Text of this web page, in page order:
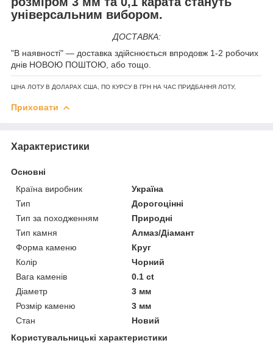
універсальним вибором.
ДОСТАВКА:
"В наявності" — доставка здійснюється впродовж 1-2 робочих
днів НОВОЮ ПОШТОЮ, або тощо.
ЦІНА ЛОТУ В ДОЛАРАХ США, ПО КУРСУ В ГРН НА ЧАС ПРИДБАННЯ ЛОТУ,
Приховати
Характеристики
Основні
Країна виробник
Україна
Тип
Дорогоцінні
Тип за походженням
Природні
Тип камня
Алмаз/Діамант
Форма каменю
Круг
Колір
Чорний
Вага каменів
0.1 ct
Діаметр
3 мм
Розмір каменю
3 мм
Стан
Новий
Користувальницькі характеристики